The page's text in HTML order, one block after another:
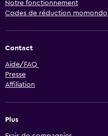
Notre fonctionnement
Codes de réduction momondo
Contact
Aide/FAQ
Presse
Affiliation
Plus